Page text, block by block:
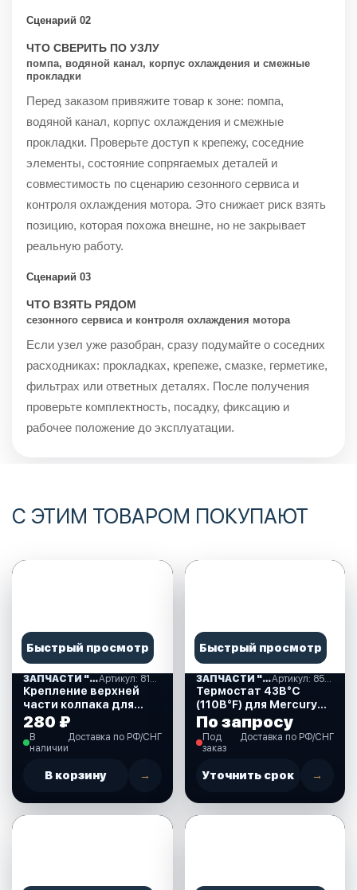
Сценарий 02
ЧТО СВЕРИТЬ ПО УЗЛУ
помпа, водяной канал, корпус охлаждения и смежные
прокладки
Перед заказом привяжите товар к зоне: помпа,
водяной канал, корпус охлаждения и смежные
прокладки. Проверьте доступ к крепежу, соседние
элементы, состояние сопрягаемых деталей и
совместимость по сценарию сезонного сервиса и
контроля охлаждения мотора. Это снижает риск взять
позицию, которая похожа внешне, но не закрывает
реальную работу.
Сценарий 03
ЧТО ВЗЯТЬ РЯДОМ
сезонного сервиса и контроля охлаждения мотора
Если узел уже разобран, сразу подумайте о соседних
расходниках: прокладках, крепеже, смазке, герметике,
фильтрах или ответных деталях. После получения
проверьте комплектность, посадку, фиксацию и
рабочее положение до эксплуатации.
С ЭТИМ ТОВАРОМ ПОКУПАЮТ
Быстрый просмотр
ЗАПЧАСТИ "MERCURY-55" США (08)
Крепление верхней
части колпака для
Mercury 40-125 л.с.
(813546003)
280 ₽
В
наличии
Доставка по РФ/СНГ
В корзину →
Быстрый просмотр
ЗАПЧАСТИ "MERCURY-55" США (08) Артикул: 850055001
Термостат 43В°C
(110В°F) для Mercury
30-60 л.с. (850055001)
По запросу
Под
заказ
Доставка по РФ/СНГ
Уточнить срок →